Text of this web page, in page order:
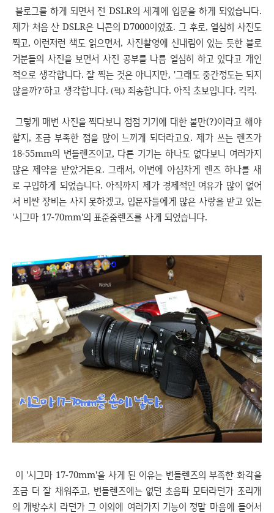
블로그를 하게 되면서 전 DSLR의 세계에 입문을 하게 되었습니다.
제가 처음 산 DSLR은 니콘의 D7000이었죠. 그 후로, 열심히 사진도
찍고, 이런저런 책도 읽으면서, 사진촬영에 신내림이 있는 듯한 블로
거분들의 사진을 보면서 사진 공부를 나름 열심히 하고 있다고 개인
적으로 생각합니다. 잘 찍는 것은 아니지만, '그래도 중간정도는 되지
않을까?'하고 생각합니다. (퍽.) 죄송합니다. 아직 초보입니다. 킥킥.
그렇게 매번 사진을 찍다보니 점점 기기에 대한 불만(?)이라고 해야
할지, 조금 부족한 점을 많이 느끼게 되더라고요. 제가 쓰는 렌즈가
18-55mm의 번들렌즈이고, 다른 기기는 하나도 없다보니 여러가지
많은 제약을 받았거든요. 그래서, 이번에 야심차게 렌즈 하나를 새
로 구입하게 되었습니다. 아직까지 제가 경제적인 여유가 많이 없어
서 비싼 장비는 사지 못하겠고, 입문자들에게 많은 사랑을 받고 있는
'시그마 17-70mm'의 표준줌렌즈를 사게 되었습니다.
이 '시그마 17-70mm'을 사게 된 이유는 번들렌즈의 부족한 화각을
조금 더 잘 채워주고, 번들렌즈에는 없던 초음파 모터라던가 조리개
의 개방수치 라던가 그 이외에 여러가지 기능이 정말 마음에 들어서